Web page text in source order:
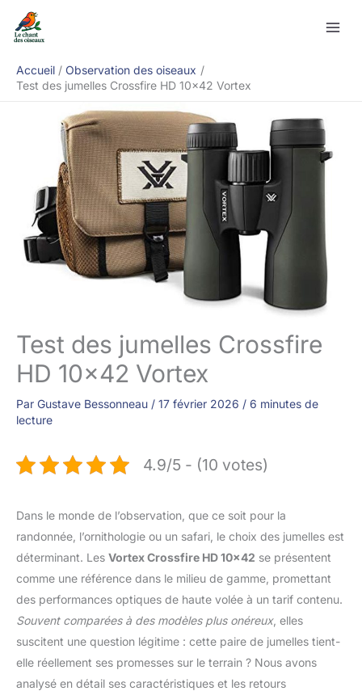
Accueil
Observation des oiseaux
Test des jumelles Crossfire HD 10×42 Vortex
Test des jumelles Crossfire
HD 10×42 Vortex
Par Gustave Bessonneau / 17 février 2026 / 6 minutes de
lecture
4.9/5 - (10 votes)
Dans le monde de l’observation, que ce soit pour la
randonnée, l’ornithologie ou un safari, le choix des jumelles est
déterminant. Les Vortex Crossfire HD 10×42 se présentent
comme une référence dans le milieu de gamme, promettant
des performances optiques de haute volée à un tarif contenu.
Souvent comparées à des modèles plus onéreux, elles
suscitent une question légitime : cette paire de jumelles tient-
elle réellement ses promesses sur le terrain ? Nous avons
analysé en détail ses caractéristiques et les retours
Rechercher